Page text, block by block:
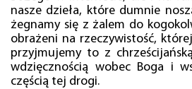
nasze dzieła, które dumnie
żegnamy się z żalem do
obrażeni na rzeczywistość,
przyjmujemy to z
wdzięcznością wobec Boga i
częścią tej drogi.